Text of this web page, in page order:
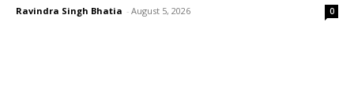
Ravindra Singh Bhatia - August 5, 2026 0